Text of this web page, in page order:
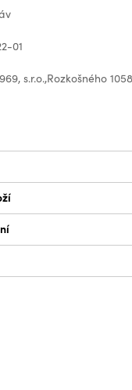
01
s.r.o.,Rozkošného